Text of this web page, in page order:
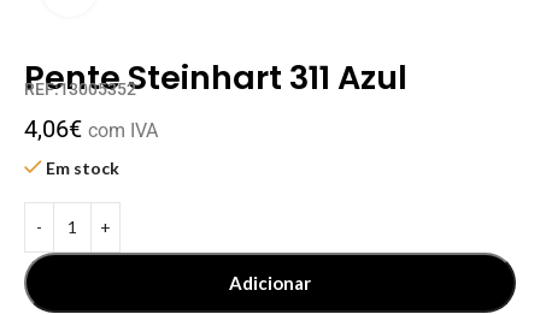
Pente Steinhart 311 Azul
REF:13005352
4,06€ com IVA
Em stock
Adicionar